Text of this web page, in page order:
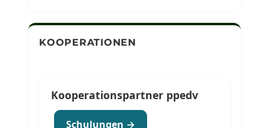
KOOPERATIONEN
Kooperationspartner ppedv
Schulungen →